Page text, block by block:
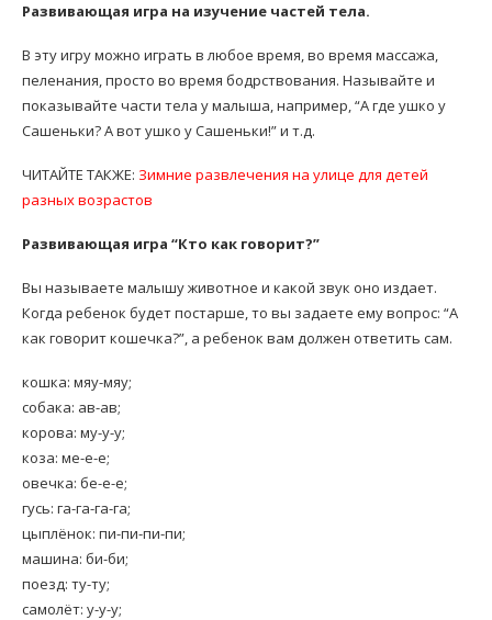
Развивающая игра на изучение частей тела.
В эту игру можно играть в любое время, во время массажа,
пеленания, просто во время бодрствования. Называйте и
показывайте части тела у малыша, например, “А где ушко у
Сашеньки? А вот ушко у Сашеньки!” и т.д.
ЧИТАЙТЕ ТАКЖЕ: Зимние развлечения на улице для детей
разных возрастов
Развивающая игра “Кто как говорит?”
Вы называете малышу животное и какой звук оно издает.
Когда ребенок будет постарше, то вы задаете ему вопрос: “А
как говорит кошечка?”, а ребенок вам должен ответить сам.
кошка: мяу-мяу;
собака: ав-ав;
корова: му-у-у;
коза: ме-е-е;
овечка: бе-е-е;
гусь: га-га-га-га;
цыплёнок: пи-пи-пи-пи;
машина: би-би;
поезд: ту-ту;
самолёт: у-у-у;